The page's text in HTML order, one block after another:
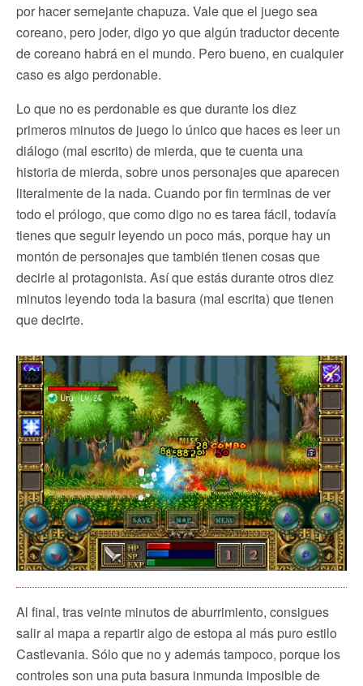
por hacer semejante chapuza. Vale que el juego sea
coreano, pero joder, digo yo que algún traductor decente
de coreano habrá en el mundo. Pero bueno, en cualquier
caso es algo perdonable.
Lo que no es perdonable es que durante los diez
primeros minutos de juego lo único que haces es leer un
diálogo (mal escrito) de mierda, que te cuenta una
historia de mierda, sobre unos personajes que aparecen
literalmente de la nada. Cuando por fin terminas de ver
todo el prólogo, que como digo no es tarea fácil, todavía
tienes que seguir leyendo un poco más, porque hay un
montón de personajes que también tienen cosas que
decirle al protagonista. Así que estás durante otros diez
minutos leyendo toda la basura (mal escrita) que tienen
que decirte.
Al final, tras veinte minutos de aburrimiento, consigues
salir al mapa a repartir algo de estopa al más puro estilo
Castlevania. Sólo que no y además tampoco, porque los
controles son una puta basura inmunda imposible de